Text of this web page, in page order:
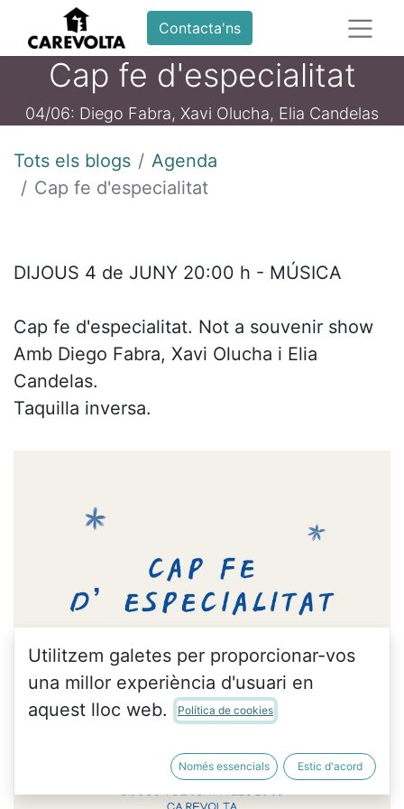
Contacta'ns
Cap fe d'especialitat
04/06: Diego Fabra, Xavi Olucha, Elia Candelas
Tots els blogs
Agenda
Cap fe d'especialitat
DIJOUS 4 de JUNY 20:00 h - MÚSICA
Cap fe d'especialitat. Not a souvenir show
Amb Diego Fabra, Xavi Olucha i Elia
Candelas.
Taquilla inversa.
Utilitzem galetes per proporcionar-vos
una millor experiència d'usuari en
aquest lloc web.
Política de cookies
Només essencials Estic d'acord